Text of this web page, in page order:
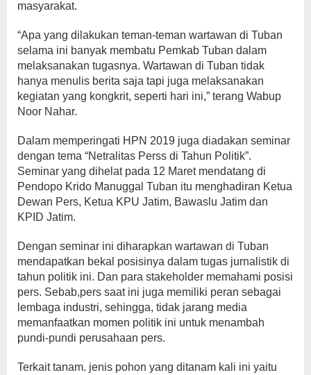
masyarakat.
“Apa yang dilakukan teman-teman wartawan di Tuban
selama ini banyak membatu Pemkab Tuban dalam
melaksanakan tugasnya. Wartawan di Tuban tidak
hanya menulis berita saja tapi juga melaksanakan
kegiatan yang kongkrit, seperti hari ini,” terang Wabup
Noor Nahar.
Dalam memperingati HPN 2019 juga diadakan seminar
dengan tema “Netralitas Perss di Tahun Politik”.
Seminar yang dihelat pada 12 Maret mendatang di
Pendopo Krido Manuggal Tuban itu menghadiran Ketua
Dewan Pers, Ketua KPU Jatim, Bawaslu Jatim dan
KPID Jatim.
Dengan seminar ini diharapkan wartawan di Tuban
mendapatkan bekal posisinya dalam tugas jurnalistik di
tahun politik ini. Dan para stakeholder memahami posisi
pers. Sebab,pers saat ini juga memiliki peran sebagai
lembaga industri, sehingga, tidak jarang media
memanfaatkan momen politik ini untuk menambah
pundi-pundi perusahaan pers.
Terkait tanam. jenis pohon yang ditanam kali ini yaitu